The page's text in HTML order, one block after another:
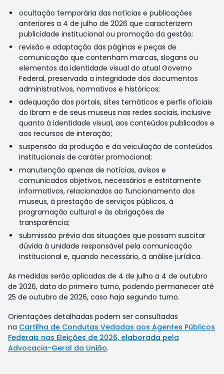
ocultação temporária das notícias e publicações
anteriores a 4 de julho de 2026 que caracterizem
publicidade institucional ou promoção da gestão;
revisão e adaptação das páginas e peças de
comunicação que contenham marcas, slogans ou
elementos da identidade visual do atual Governo
Federal, preservada a integridade dos documentos
administrativos, normativos e históricos;
adequação dos portais, sites temáticos e perfis oficiais
do Ibram e de seus museus nas redes sociais, inclusive
quanto à identidade visual, aos conteúdos publicados e
aos recursos de interação;
suspensão da produção e da veiculação de conteúdos
institucionais de caráter promocional;
manutenção apenas de notícias, avisos e
comunicados objetivos, necessários e estritamente
informativos, relacionados ao funcionamento dos
museus, à prestação de serviços públicos, à
programação cultural e às obrigações de
transparência;
submissão prévia das situações que possam suscitar
dúvida à unidade responsável pela comunicação
institucional e, quando necessário, à análise jurídica.
As medidas serão aplicadas de 4 de julho a 4 de outubro
de 2026, data do primeiro turno, podendo permanecer até
25 de outubro de 2026, caso haja segundo turno.
Orientações detalhadas podem ser consultadas
na Cartilha de Condutas Vedadas aos Agentes Públicos
Federais nas Eleições de 2026, elaborada pela
Advocacia-Geral da União.